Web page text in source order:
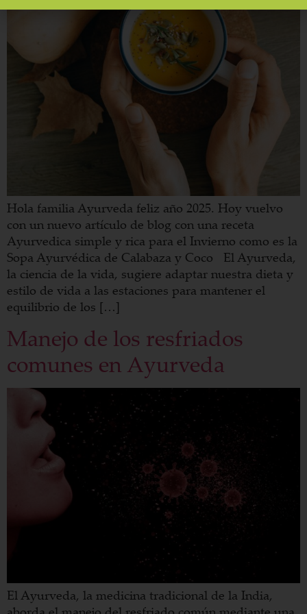
Hola familia Ayurveda feliz año 2025. Hoy vuelvo
con un nuevo artículo de blog con una receta
Ayurvedica simple y rica para el Invierno como es la
Sopa Ayurvédica de Calabaza y Coco El Ayurveda,
la ciencia de la vida, sugiere adaptar nuestra dieta y
estilo de vida a las estaciones para mantener el
equilibrio de los […]
Manejo de los resfriados
comunes en Ayurveda
El Ayurveda, la medicina tradicional de la India,